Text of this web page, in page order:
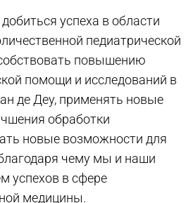
успеха в области
педиатрической
повышению
помощи и исследований в
де Деу, применять новые
обработки
новые возможности для
чему мы и наши
успехов в сфере
медицины.